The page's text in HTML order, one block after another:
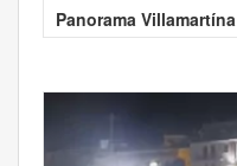
Panorama Villamartína